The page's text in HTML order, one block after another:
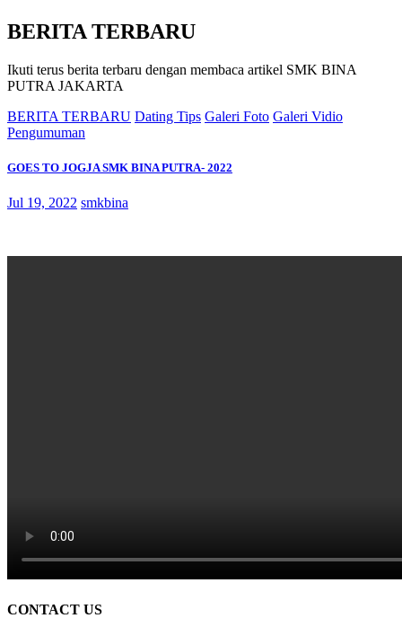
BERITA TERBARU
Ikuti terus berita terbaru dengan membaca artikel SMK BINA
PUTRA JAKARTA
BERITA TERBARU Dating Tips Galeri Foto Galeri Vidio
Pengumuman
GOES TO JOGJA SMK BINA PUTRA- 2022
Jul 19, 2022 smkbina
CONTACT US